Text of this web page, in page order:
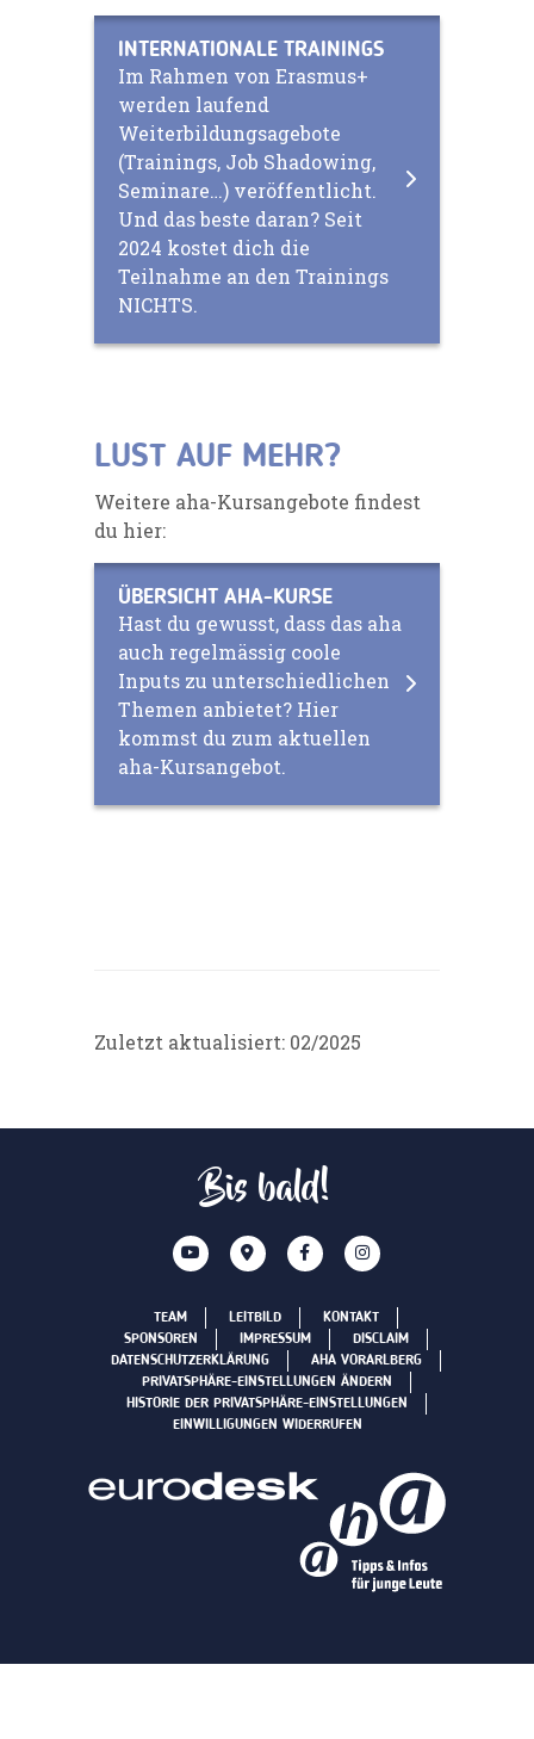
INTERNATIONALE TRAININGS
Im Rahmen von Erasmus+
werden laufend
Weiterbildungsagebote
(Trainings, Job Shadowing,
Seminare…) veröffentlicht.
Und das beste daran? Seit
2024 kostet dich die
Teilnahme an den Trainings
NICHTS.
LUST AUF MEHR?
Weitere aha-Kursangebote findest
du hier:
ÜBERSICHT AHA-KURSE
Hast du gewusst, dass das aha
auch regelmässig coole
Inputs zu unterschiedlichen
Themen anbietet? Hier
kommst du zum aktuellen
aha-Kursangebot.
Zuletzt aktualisiert: 02/2025
Bis bald!
TEAM LEITBILD
KONTAKT
SPONSOREN
IMPRESSUM
DISCLAIM
DATENSCHUTZERKLÄRUNG
AHA VORARLBERG
PRIVATSPHÄRE-EINSTELLUNGEN ÄNDERN
HISTORIE DER PRIVATSPHÄRE-EINSTELLUNGEN
EINWILLIGUNGEN WIDERRUFEN